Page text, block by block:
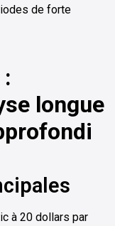
de forte
longue
à 20 dollars par